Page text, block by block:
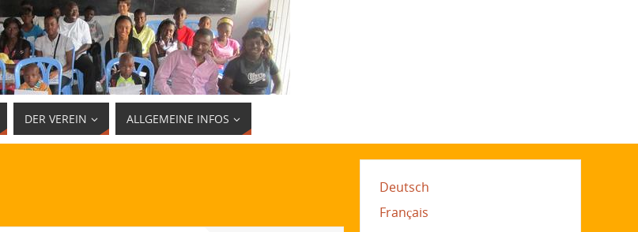
DER VEREIN ALLGEMEINE INFOS
Deutsch
Français